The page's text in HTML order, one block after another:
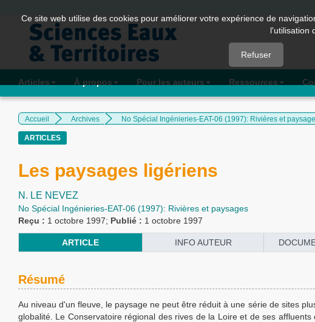
Quick
jump
page
content
Navigation
Main
Content
Articles À propos Pour les auteurs Ressources
Accueil Archives No Spécial Ingénieries-EAT-06 (1997): Rivières et
ARTICLES
Les paysages ligériens
N. LE NEVEZ
No Spécial Ingénieries-EAT-06 (1997): Rivières et paysages
Reçu : 1 octobre 1997; Publié : 1 octobre 1997
ARTICLE INFO AUTEUR
Résumé
Au niveau d'un fleuve, le paysage ne peut être réduit à une série de sites
globalité. Le Conservatoire régional des rives de la Loire et de ses
Ce site web utilise des cookies pour améliorer votre expérience de
l'utilisation
Refuser